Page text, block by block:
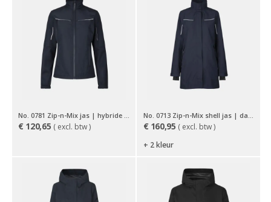
No. 0781 Zip-n-Mix jas | hybride | dames
€ 120,65 ( excl. btw )
No. 0713 Zip-n-Mix shell jas | dames
€ 160,95 ( excl. btw )
+ 2 kleur